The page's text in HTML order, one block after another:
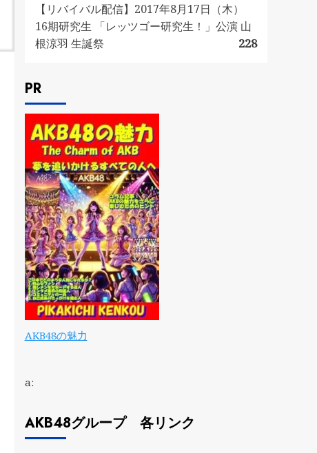
【リバイバル配信】2017年8月17日（木）
16期研究生 「レッツゴー研究生！」公演 山
根涼羽 生誕祭
228
PR
AKB48の魅力
a:
AKB48グループ 各リンク